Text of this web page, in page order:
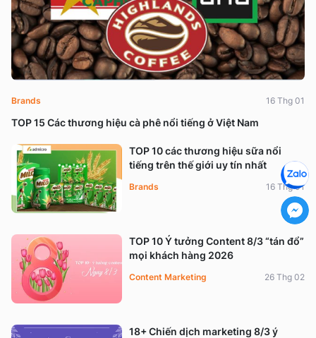
TOP 15 Các thương hiệu cà phê nổi tiếng ở Việt Nam
Brands 16 Thg 01
TOP 10 các thương hiệu sữa nổi
tiếng trên thế giới uy tín nhất
Brands 16 Thg 01
TOP 10 Ý tưởng Content 8/3 “tán đổ”
mọi khách hàng 2026
Content Marketing 26 Thg 02
18+ Chiến dịch marketing 8/3 ý